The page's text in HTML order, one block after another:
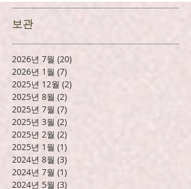
보관
2026년 7월 (20)
2026년 1월 (7)
2025년 12월 (2)
2025년 8월 (2)
2025년 7월 (7)
2025년 3월 (2)
2025년 2월 (2)
2025년 1월 (1)